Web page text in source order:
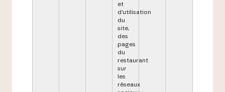
et
d'utilisation
du
site,
des
pages
du
restaurant
sur
les
réseaux